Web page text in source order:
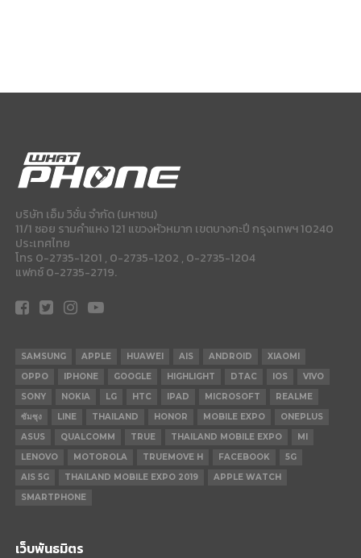
บริษัท เอ็ม วิชั่น จำกัด (มหาชน)
11/1 ซอย รามคำแหง 121 แขวงหัวหมาก เขตบางกะปี กรุงเทพฯ 10240
ประเทศไทย
โทร 0-2735-1201 , 0-2735-1202 , 0-2735-1204
แฟกซ์ 0-2735-2719.
SAMSUNG APPLE HUAWEI AIS ANDROID
XIAOMI
OPPO
IPHONE GOOGLE HIGHLIGHT DTAC IOS
VIVO
SONY
NOKIA LG HTC IPAD MICROSOFT
REALME
ซัมซุง
LINE THAILAND HONOR MOBILE EXPO
ONEPLUS
ASUS
QUALCOMM TRUE THAILAND MOBILE EXPO
MI
LENOVO
MOTOROLA TRUEMOVE H FACEBOOK
5G
AIS 5G
THAILAND MOBILE EXPO 2019
APPLE WATCH
SMARTPHONE
เว็บพันธมิตร